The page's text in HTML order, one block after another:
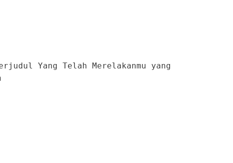
Yang Telah Merelakanmu yang